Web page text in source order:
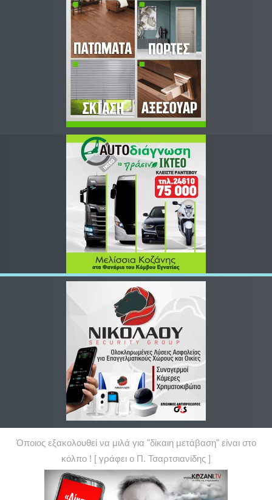
Όποιος εξακολουθεί να μιλά για "δίκαιη μετάβαση" είναι στο
κόλπο ! [ γράφει ο Π. Τσαρτσιανίδης ]